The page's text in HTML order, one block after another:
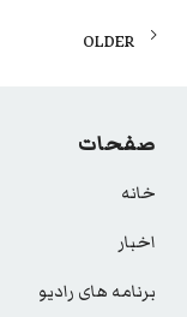
Posts
OLDER
صفحات
خانه
اخبار
برنامه های رادیو